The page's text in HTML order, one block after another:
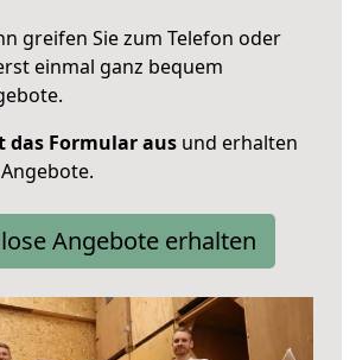
greifen Sie zum Telefon oder
einmal ganz bequem
das Formular aus und erhalten
Angebote erhalten